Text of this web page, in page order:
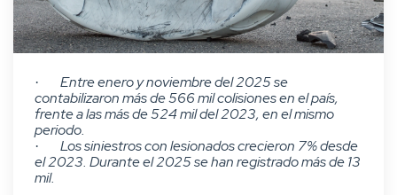
·
Entre enero y noviembre del 2025 se
contabilizaron más de 566 mil colisiones en el país,
frente a las más de 524 mil del 2023, en el mismo
periodo.
·
Los siniestros con lesionados crecieron 7% desde
el 2023. Durante el 2025 se han registrado más de 13
mil.